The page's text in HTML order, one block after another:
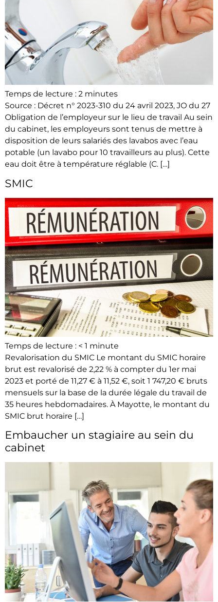
Temps de lecture : 2 minutes
Source : Décret n° 2023-310 du 24 avril 2023, JO du 27
Obligation de l’employeur sur le lieu de travail Au sein
du cabinet, les employeurs sont tenus de mettre à
disposition de leurs salariés des lavabos avec l’eau
potable (un lavabo pour 10 travailleurs au plus). Cette
eau doit être à température réglable (C. […]
SMIC
Temps de lecture : < 1 minute
Revalorisation du SMIC Le montant du SMIC horaire
brut est revalorisé de 2,22 % à compter du 1er mai
2023 et porté de 11,27 € à 11,52 €, soit 1 747,20 € bruts
mensuels sur la base de la durée légale du travail de
35 heures hebdomadaires. À Mayotte, le montant du
SMIC brut horaire […]
Embaucher un stagiaire au sein du
cabinet